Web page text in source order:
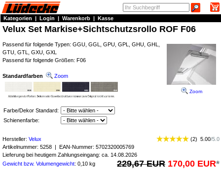
Kategorien | Login | Warenkorb | Kasse
Velux Set Markise+Sichtschutzsrollo ROF F06
Zoom
Passend für folgende Typen: GGU, GGL, GPU, GPL, GHU, GHL,
GTU, GTL, GXU, GXL
Passend für folgende Größen: F06
Standardfarben Zoom
Farbe/Dekor Standard:
Schienenfarbe:
Hersteller: Velux (2) 5.00/5.0
Artikelnummer: 5258 | EAN-Nummer: 5702320005769
Lieferung bei heutigem Zahlungseingang: ca. 14.08.2026
Gewicht bzw. Volumengewicht: 0,10 kg 229,67 EUR 170,00 EUR*